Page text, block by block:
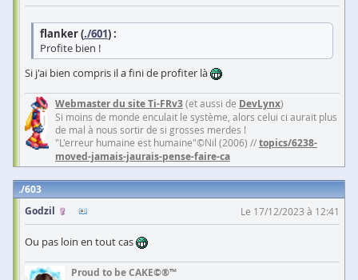
flanker (./601) :
Profite bien !
Si j'ai bien compris il a fini de profiter là
Webmaster du site Ti-FRv3(et aussi de DevLynx)
Si moins de monde enculait le système, alors celui ci aurait plus
de mal à nous sortir de si grosses merdes !
"L'erreur humaine est humaine"©Nil (2006) //topics/6238-
moved-jamais-jaurais-pense-faire-ca
603
Godzil
Le 17/12/2023 à 12:41
Ou pas loin en tout cas
Proud to be CAKE©®™